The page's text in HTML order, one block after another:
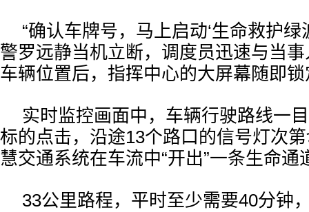
“确认车牌号，马上启动‘生命救护绿
警罗远静当机立断，调度员迅速与当
车辆位置后，指挥中心的大屏幕随即
实时监控画面中，车辆行驶路线一
标的点击，沿途13个路口的信号灯次
慧交通系统在车流中“开出”一条生命通
33公里路程，平时至少需要40分钟